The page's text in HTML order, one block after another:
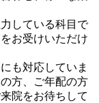
している科目で
お受けいただけ
も対応していま
方、ご年配の方
院をお待ちして